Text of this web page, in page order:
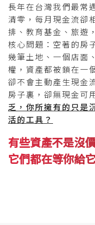
長年在台灣我們最常
清零，每月現金流卻
排、教育基金、旅遊，
核心問題：空著的房
幾筆土地、一個店面
權，資產都被鎖在一
卻不會主動產生現金
房子裏，卻無現金可
乏，你所擁有的只是
活的工具？
有些資產不是沒
它們都在等你給